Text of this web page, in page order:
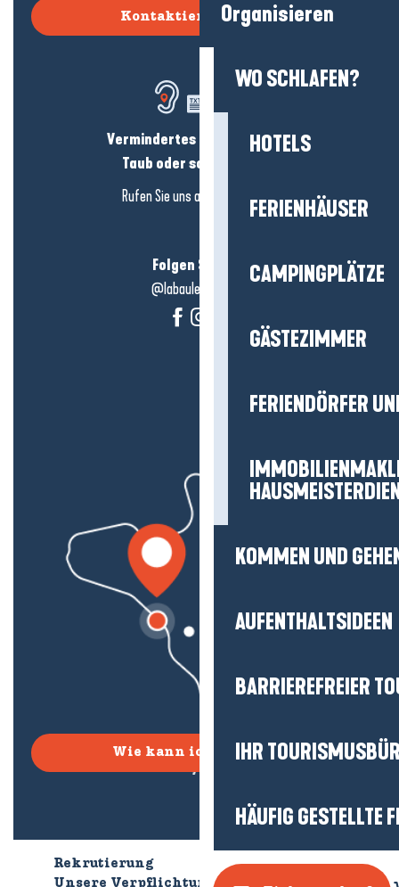
Organisieren
WO SCHLAFEN?
HOTELS
FERIENHÄUSER
CAMPINGPLÄTZE
GÄSTEZIMMER
FERIENDÖRFER
KOMMEN UND
AUFENTHALTSIDEEN
BARRIEREFREIER
IHR
HÄUFIG GESTELLTE
Kontaktieren Sie uns
Vermindertes Hörvermögen?
Taub oder schwerhörig?
Rufen Sie uns an in
hier klicken
Folgen Sie uns!
@labauleguérande
Wie kann ich kommen?
Rekrutierung
Wer sind wir?
Unsere Verpflichtungen